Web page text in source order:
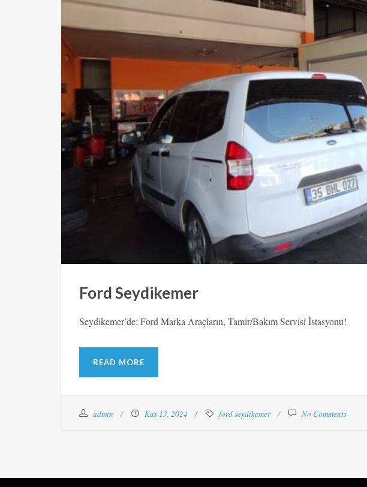
Ford Seydikemer
Seydikemer’de; Ford Marka Araçların, Tamir/Bakım Servisi İstasyonu!
READ MORE
admin Kas 13, 2024 ford seydikemer No Comments